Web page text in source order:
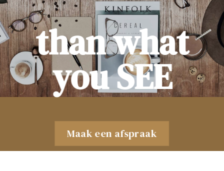
than what
you SEE
Maak een afspraak